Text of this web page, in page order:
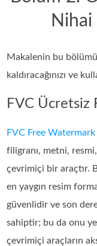
Nihai
Makalenin bu
kaldıracağınızı ve
FVC Ücretsiz
FVC Free Watermark
filigranı, metni,
çevrimiçi bir araçtır.
en yaygın resim
güvenlidir ve son
sahiptir; bu da onu
çevrimiçi araçların